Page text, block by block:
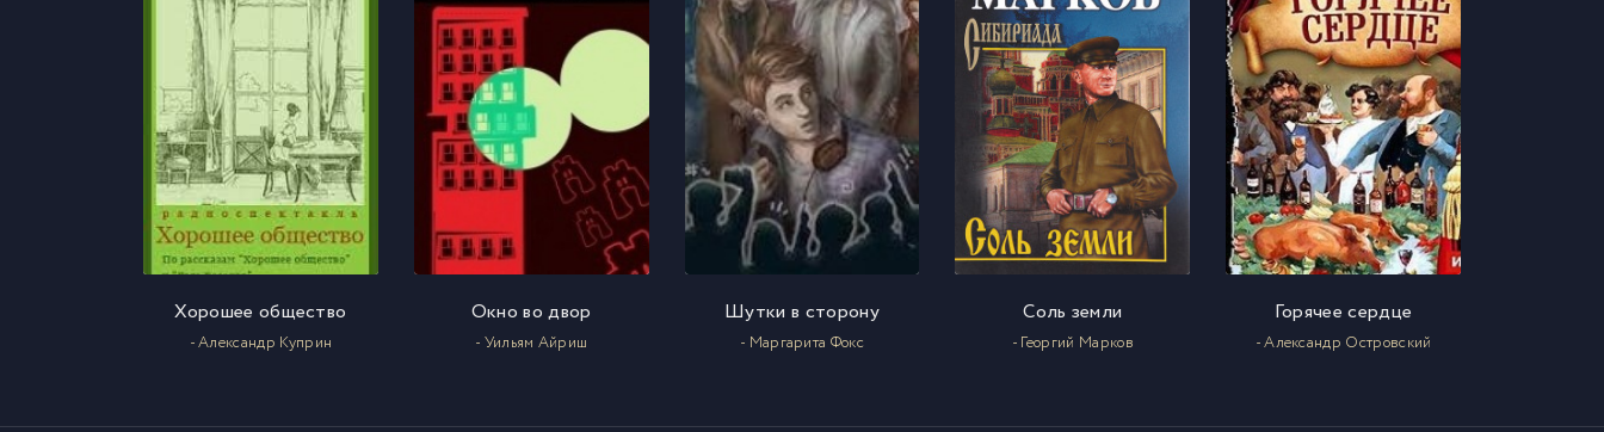
Хорошее общество
- Александр Куприн
Окно во двор
- Уильям Айриш
Шутки в сторону
- Маргарита Фокс
Соль земли
- Георгий Марков
Горячее сердце
- Александр Островский